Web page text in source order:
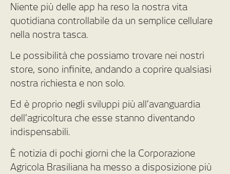
Niente più delle app ha reso la nostra vita
quotidiana controllabile da un semplice cellulare
nella nostra tasca.
Le possibilità che possiamo trovare nei nostri
store, sono infinite, andando a coprire qualsiasi
nostra richiesta e non solo.
Ed è proprio negli sviluppi più all’avanguardia
dell’agricoltura che esse stanno diventando
indispensabili.
È notizia di pochi giorni che la Corporazione
Agricola Brasiliana ha messo a disposizione più